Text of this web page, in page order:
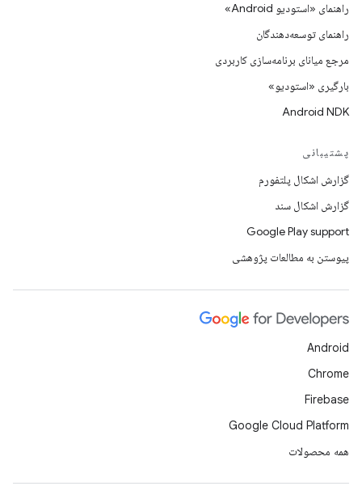
راهنمای «استودیو Android»
راهنمای توسعه‌دهندگان
مرجع میانای برنامه‌سازی کاربردی
بارگیری «استودیو»
Android NDK
پشتیبانی
گزارش اشکال پلتفورم
گزارش اشکال سند
Google Play support
پیوستن به مطالعات پژوهشی
Android
Chrome
Firebase
Google Cloud Platform
همه محصولات